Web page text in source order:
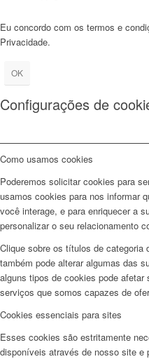
Eu concordo com os termos e
Privacidade.
OK
Configurações de
Como usamos cookies
Poderemos solicitar cookies para
usamos cookies para nos informar
você interage, e para enriquecer a
personalizar o seu relacionamento
Clique sobre os títulos de categoria
também pode alterar algumas das
alguns tipos de cookies pode
serviços que somos capazes de
Cookies essenciais para sites
Esses cookies são estritamente
disponíveis através de nosso site e